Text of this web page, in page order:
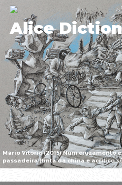
Mário Vitória (2015) Num cruzamento
passadeira [tinta da china e acrílico s/
Alice